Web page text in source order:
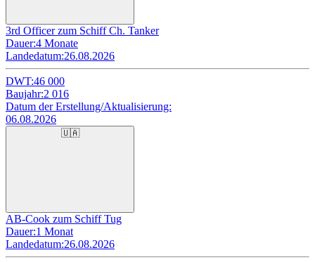
3rd Officer zum Schiff Ch. Tanker
Dauer:4 Monate
Landedatum:26.08.2026
DWT:46 000
Baujahr:2 016
Datum der Erstellung/Aktualisierung:
06.08.2026
🇺🇦
AB-Cook zum Schiff Tug
Dauer:1 Monat
Landedatum:26.08.2026